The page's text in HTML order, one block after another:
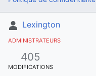
Lexington
ADMINISTRATEURS
405
MODIFICATIONS